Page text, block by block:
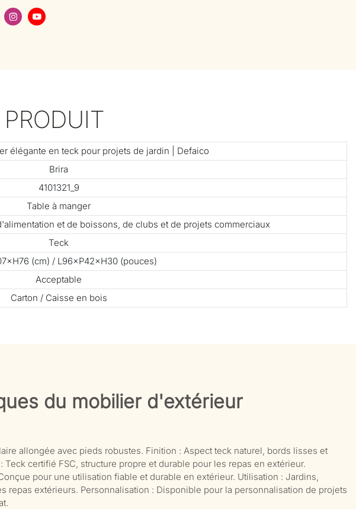
élégante en teck pour projets de jardin | Defaico
Brira
4101321_9
Table à manger
et de boissons, de clubs et de projets commerciaux
Teck
(cm) / L96×P42×H30 (pouces)
Acceptable
Carton / Caisse en bois
du mobilier d'extérieur
allongée avec pieds robustes. Finition : Aspect teck naturel, bords lisses et
Teck certifié FSC, structure propre et durable pour les repas en extérieur.
pour une utilisation fiable et durable en extérieur. Utilisation : Jardins,
repas extérieurs. Personnalisation : Disponible pour la personnalisation de projets